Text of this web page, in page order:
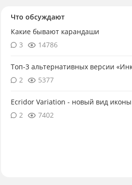
Что обсуждают
Какие бывают карандаши
3
14786
Топ-3 альтернативных версии
2
5377
Ecridor Variation - новый вид иконы
2
7402